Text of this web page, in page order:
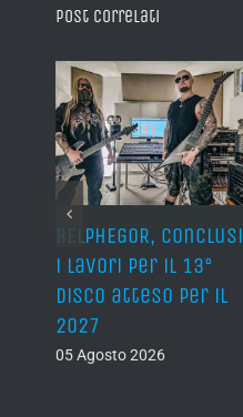
Post correlati
BELPHEGOR, conclusi
i lavori per il 13°
disco atteso per il
2027
05 Agosto 2026